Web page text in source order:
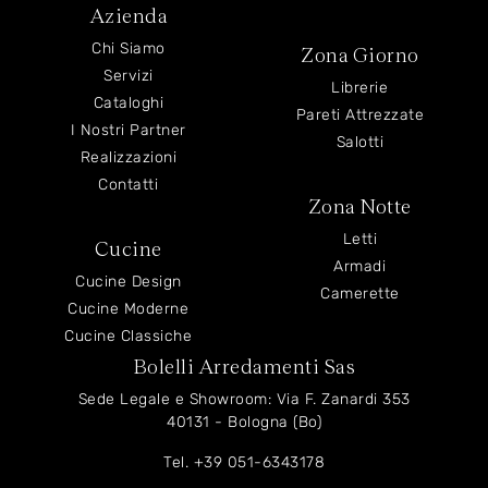
Azienda
Chi Siamo
Servizi
Cataloghi
I Nostri Partner
Realizzazioni
Contatti
Cucine
Cucine Design
Cucine Moderne
Cucine Classiche
Zona Giorno
Librerie
Pareti Attrezzate
Salotti
Zona Notte
Letti
Armadi
Camerette
Bolelli Arredamenti Sas
Sede Legale e Showroom: Via F. Zanardi 353
40131 - Bologna (Bo)
Tel. +39 051-6343178